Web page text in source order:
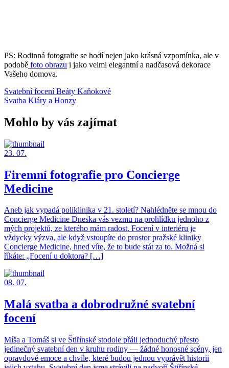
PS: Rodinná fotografie se hodí nejen jako krásná vzpomínka, ale v
podobě foto obrazu i jako velmi elegantní a nadčasová dekorace
Vašeho domova.
Svatební focení Beáty Kaňokové
Svatba Kláry a Honzy
Mohlo by vás zajímat
23. 07.
Firemní fotografie pro Concierge
Medicine
Aneb jak vypadá poliklinika v 21. století? Nahlédněte se mnou do
Concierge Medicine Dneska vás vezmu na prohlídku jednoho z
mých projektů, ze kterého mám radost. Focení v interiéru je
vždycky výzva, ale když vstoupíte do prostor pražské kliniky
Concierge Medicine, hned víte, že to bude stát za to. Možná si
říkáte: „Focení u doktora? […]
08. 07.
Malá svatba a dobrodružné svatební
focení
Míša a Tomáš si ve Štiřínské stodole přáli jednoduchý přesto
jedinečný svatební den v kruhu rodiny — žádné honosné scény, jen
opravdové emoce a chvíle, které budou jednou vyprávět historii